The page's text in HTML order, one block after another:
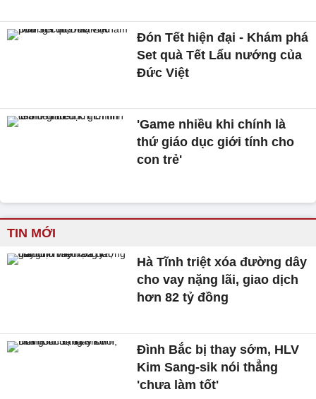
Đón Tết hiện đại - Khám phá
Set quà Tết Lẩu nướng của
Đức Việt
'Game nhiều khi chính là
thứ giáo dục giới tính cho
con trẻ'
TIN MỚI
Hà Tĩnh triệt xóa đường dây
cho vay nặng lãi, giao dịch
hơn 82 tỷ đồng
Đình Bắc bị thay sớm, HLV
Kim Sang-sik nói thẳng
'chưa làm tốt'